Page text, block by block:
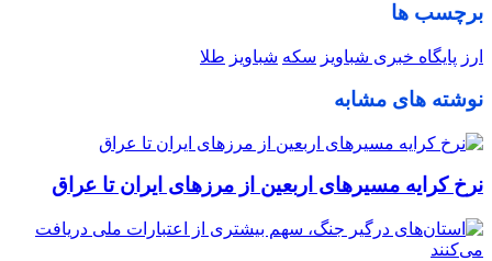
برچسب ها
ارز پایگاه خبری شباویز سکه شباویز طلا
نوشته های مشابه
نرخ کرایه مسیرهای اربعین از مرزهای ایران تا عراق